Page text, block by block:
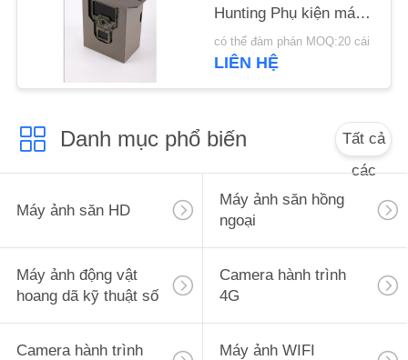
CHÍNH
BẢO
Hunting Phụ kiện máy
ảnh OEM
có thể đàm phán MOQ:20 cái
LIÊN HỆ
Danh mục phổ biến
Tất cả
các
Máy ảnh săn HD
Máy ảnh săn hồng
ngoại
Máy ảnh động vật
hoang dã kỹ thuật số
Camera hành trình
4G
Camera hành trình Máy ảnh WIFI